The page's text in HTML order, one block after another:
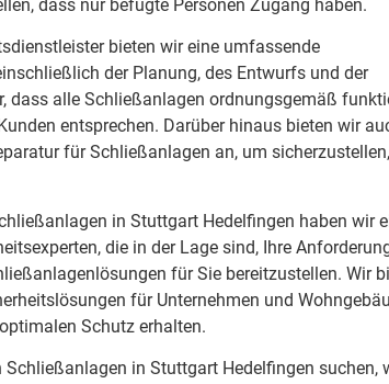
dass nur befugte Personen Zugang haben.
bieten wir eine umfassende
der Planung, des Entwurfs und der
dass alle Schließanlagen ordnungsgemäß
entsprechen. Darüber hinaus bieten wir
für Schließanlagen an, um
in Stuttgart Hedelfingen haben wir
die in der Lage sind, Ihre
für Sie bereitzustellen. Wir
für Unternehmen und
Schutz erhalten.
in Stuttgart Hedelfingen suchen,